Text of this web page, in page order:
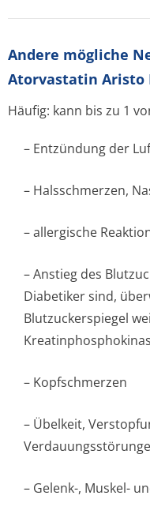
Andere mögliche
Atorvastatin Aristo
Häufig: kann bis zu 1
– Entzündung der
– Halsschmerzen,
– allergische
– Anstieg des
Diabetiker sind,
Blutzuckerspiegel
– Kopfschmerzen
– Übelkeit,
– Gelenk-, Muskel-